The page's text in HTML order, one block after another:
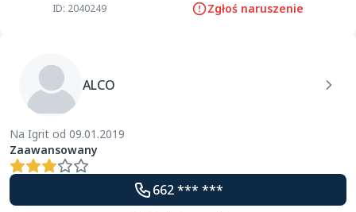
ID: 2040249 Zgłoś naruszenie
ALCO
Na Igrit od 09.01.2019
Zaawansowany
662 *** ***